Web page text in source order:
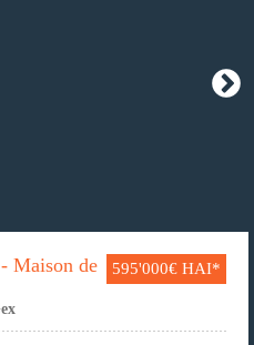
595'000€ HAI*
Maison de